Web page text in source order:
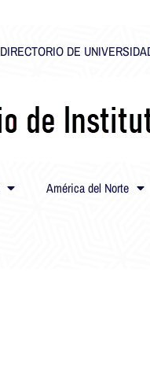
DIRECTORIO DE
América del Norte